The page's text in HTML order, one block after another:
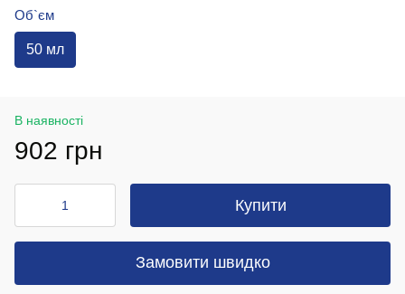
Об`єм
50 мл
В наявності
902 грн
Купити
Замовити швидко